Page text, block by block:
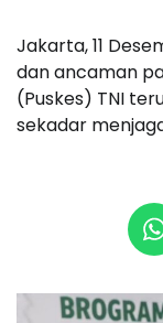
Jakarta, 11
dan ancaman
(Puskes) TNI
sekadar